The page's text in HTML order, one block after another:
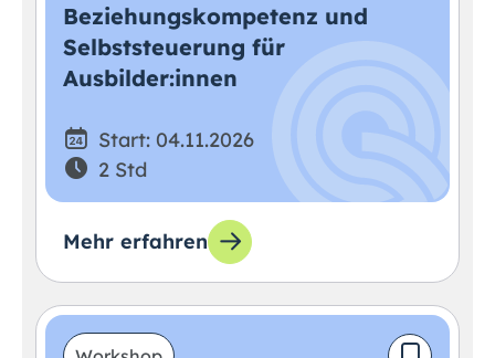
Beziehungskompetenz und
Selbststeuerung für
Ausbilder:innen
Start: 04.11.2026
2 Std
Mehr erfahren